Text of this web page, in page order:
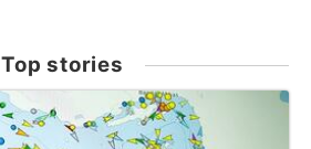
Top stories